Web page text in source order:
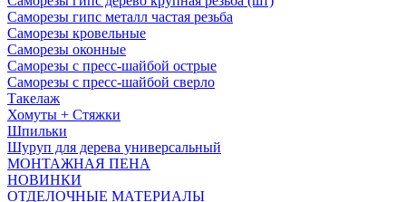
Саморезы гипс металл частая резьба
Саморезы кровельные
Саморезы оконные
Саморезы с пресс-шайбой острые
Саморезы с пресс-шайбой сверло
Такелаж
Хомуты + Стяжки
Шпильки
Шуруп для дерева универсальный
МОНТАЖНАЯ ПЕНА
НОВИНКИ
ОТДЕЛОЧНЫЕ МАТЕРИАЛЫ